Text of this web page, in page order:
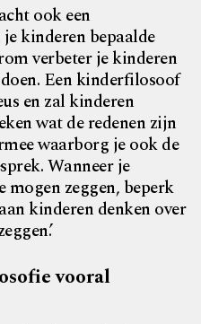
ook een
kinderen bepaalde
verbeter je kinderen
Een kinderfilosoof
en zal kinderen
wat de redenen zijn
waarborg je ook de
Wanneer je
zeggen, beperk
kinderen denken over
vooral